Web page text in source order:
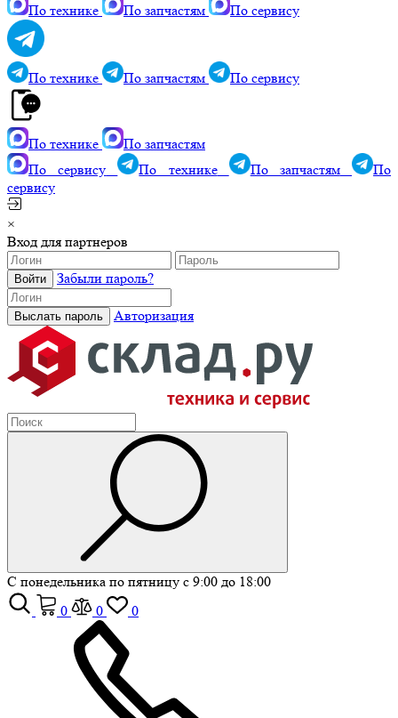
По технике По запчастям По сервису
По технике По запчастям По сервису
По технике
По запчастям
По сервису
По технике По запчастям
По
сервису
×
Вход для партнеров
Забыли пароль?
Авторизация
С понедельника по пятницу с 9:00 до 18:00
0
0 0